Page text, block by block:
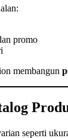
promo
membangun
seperti